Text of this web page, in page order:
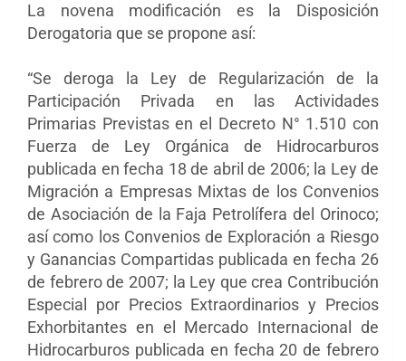
La novena modificación es la Disposición
Derogatoria que se propone así:
“Se deroga la Ley de Regularización de la
Participación Privada en las Actividades
Primarias Previstas en el Decreto N° 1.510 con
Fuerza de Ley Orgánica de Hidrocarburos
publicada en fecha 18 de abril de 2006; la Ley de
Migración a Empresas Mixtas de los Convenios
de Asociación de la Faja Petrolífera del Orinoco;
así como los Convenios de Exploración a Riesgo
y Ganancias Compartidas publicada en fecha 26
de febrero de 2007; la Ley que crea Contribución
Especial por Precios Extraordinarios y Precios
Exhorbitantes en el Mercado Internacional de
Hidrocarburos publicada en fecha 20 de febrero